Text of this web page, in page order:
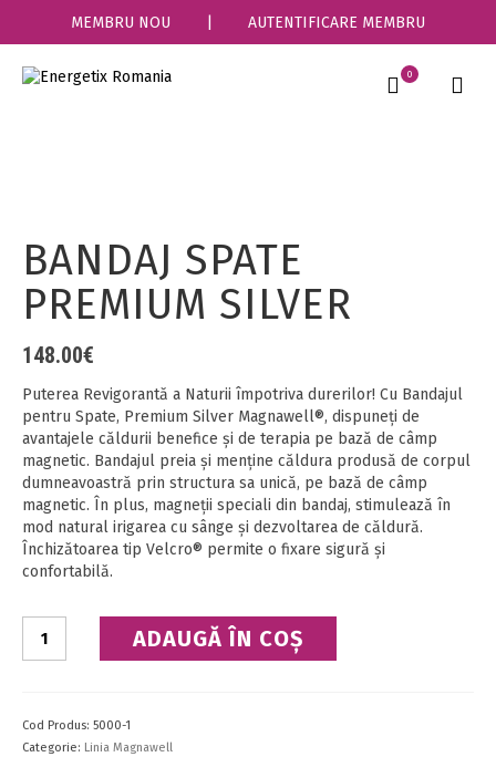
MEMBRU NOU AUTENTIFICARE MEMBRU
0
BANDAJ SPATE
PREMIUM SILVER
148.00€
Puterea Revigorantă a Naturii împotriva durerilor! Cu Bandajul
pentru Spate, Premium Silver Magnawell®, dispuneţi de
avantajele căldurii benefice şi de terapia pe bază de câmp
magnetic. Bandajul preia şi menţine căldura produsă de corpul
dumneavoastră prin structura sa unică, pe bază de câmp
magnetic. În plus, magneţii speciali din bandaj, stimulează în
mod natural irigarea cu sânge şi dezvoltarea de căldură.
Închizătoarea tip Velcro® permite o fixare sigură şi
confortabilă.
Bandaj
ADAUGĂ ÎN COȘ
Cod Produs: 5000-1
Categorie: Linia Magnawell